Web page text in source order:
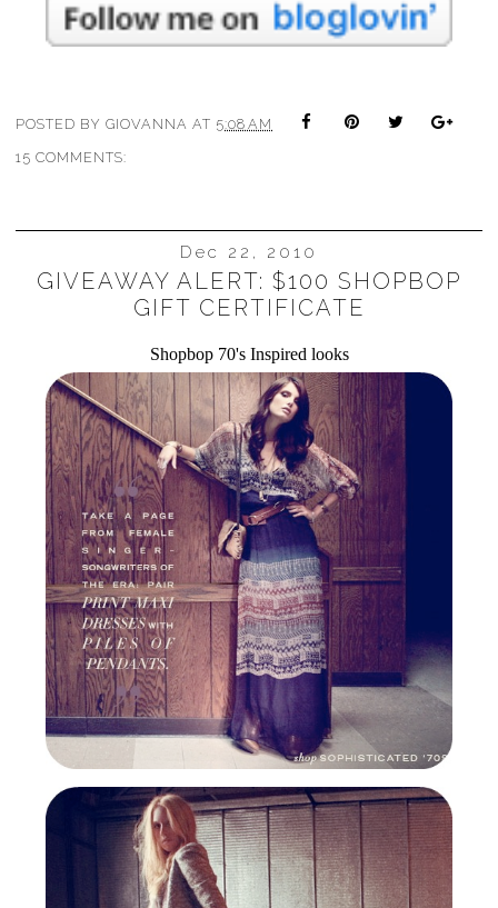
POSTED BY GIOVANNA AT 5:08 AM
15 COMMENTS:
Dec 22, 2010
GIVEAWAY ALERT: $100 SHOPBOP
GIFT CERTIFICATE
Shopbop 70's Inspired looks